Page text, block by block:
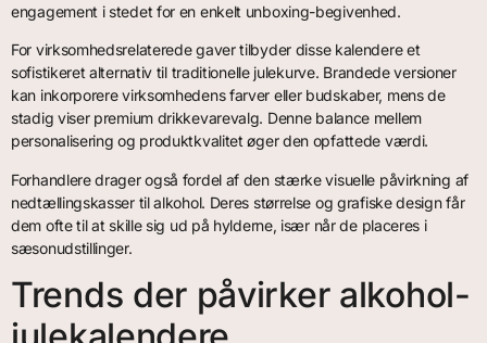
engagement i stedet for en enkelt unboxing-begivenhed.
For virksomhedsrelaterede gaver tilbyder disse kalendere et
sofistikeret alternativ til traditionelle julekurve. Brandede versioner
kan inkorporere virksomhedens farver eller budskaber, mens de
stadig viser premium drikkevarevalg. Denne balance mellem
personalisering og produktkvalitet øger den opfattede værdi.
Forhandlere drager også fordel af den stærke visuelle påvirkning af
nedtællingskasser til alkohol. Deres størrelse og grafiske design får
dem ofte til at skille sig ud på hylderne, især når de placeres i
sæsonudstillinger.
Trends der påvirker alkohol-